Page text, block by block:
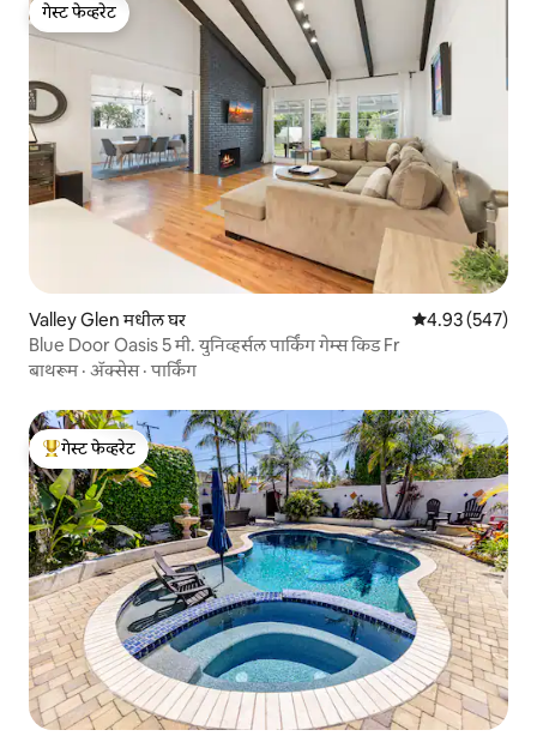
गेस्ट फेव्हरेट
गेस्ट फेव्हरेट
Valley Glen मधील घर 5 पैकी 4.93
4.93 (547)
Blue Door Oasis 5 मी. युनिव्हर्सल पार्किंग गेम्स किड Fr
बाथरूम· ॲक्सेस·पार्किंग
टॉप गेस्ट फेव्हरेट
गेस्ट फेव्हरेट